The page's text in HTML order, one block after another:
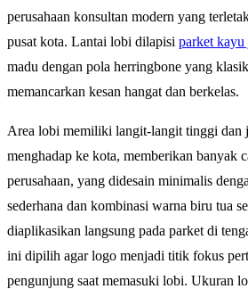
perusahaan konsultan modern yang
pusat kota. Lantai lobi dilapisi parket kayu
madu dengan pola herringbone yang
memancarkan kesan hangat dan berkelas.
Area lobi memiliki langit-langit tinggi dan
menghadap ke kota, memberikan banyak
perusahaan, yang didesain minimalis
sederhana dan kombinasi warna biru tua
diaplikasikan langsung pada parket di
ini dipilih agar logo menjadi titik fokus
pengunjung saat memasuki lobi. Ukuran